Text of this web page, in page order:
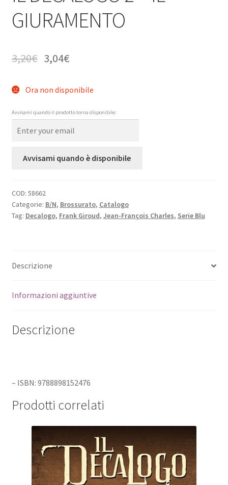
GIURAMENTO
3,20€ 3,04€
Ora non disponibile
Avvisami quando il prodotto torna disponibile:
Avvisami quando è disponibile
COD: 58662
Categorie: B/N, Brossurato, Catalogo
Tag: Decalogo, Frank Giroud, Jean-François Charles, Serie Blu
Descrizione
Informazioni aggiuntive
Descrizione
– ISBN: 9788898152476
Prodotti correlati